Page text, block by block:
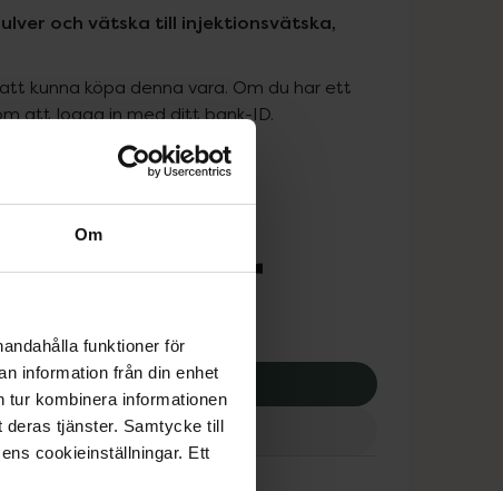
Om
funktioner för
information från din enhet
kombinera informationen
deras tjänster. Samtycke till
cookieinställningar. Ett
och vätska till injektionsvätska,
kunna köpa denna vara. Om du har ett
att logga in med ditt bank-ID.
kr
via ditt recept